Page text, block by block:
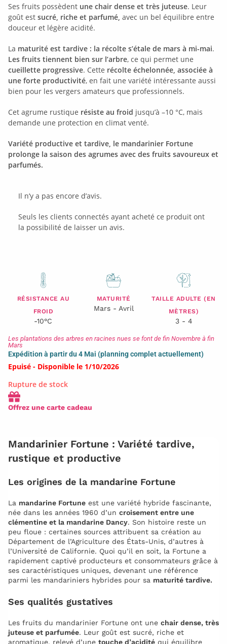
Ses fruits possèdent une chair dense et très juteuse. Leur
goût est sucré, riche et parfumé, avec un bel équilibre entre
douceur et légère acidité.
La maturité est tardive : la récolte s’étale de mars à mi-mai.
Les fruits tiennent bien sur l’arbre, ce qui permet une
cueillette progressive. Cette récolte échelonnée, associée à
une forte productivité, en fait une variété intéressante aussi
bien pour les vergers amateurs que professionnels.
Cet agrume rustique résiste au froid jusqu’à –10 °C, mais
demande une protection en climat venté.
Variété productive et tardive, le mandarinier Fortune
prolonge la saison des agrumes avec des fruits savoureux et
parfumés.
Il n’y a pas encore d’avis.
Seuls les clients connectés ayant acheté ce produit ont
la possibilité de laisser un avis.
RÉSISTANCE AU
FROID
-10°C
MATURITÉ
Mars - Avril
TAILLE ADULTE (EN
MÈTRES)
3 - 4
Les plantations des arbres en racines nues se font de fin Novembre à fin
Mars
Expédition à partir du 4 Mai (planning complet actuellement)
Epuisé - Disponible le 1/10/2026
Rupture de stock
Offrez une carte cadeau
Mandarinier Fortune : Variété tardive,
rustique et productive
Les origines de la mandarine Fortune
La mandarine Fortune est une variété hybride fascinante,
née dans les années 1960 d’un croisement entre une
clémentine et la mandarine Dancy. Son histoire reste un
peu floue : certaines sources attribuent sa création au
Département de l’Agriculture des États-Unis, d’autres à
l’Université de Californie. Quoi qu’il en soit, la Fortune a
rapidement captivé producteurs et consommateurs grâce à
ses caractéristiques uniques, devenant une référence
parmi les mandariniers hybrides pour sa maturité tardive.
Ses qualités gustatives
Les fruits du mandarinier Fortune ont une chair dense, très
juteuse et parfumée. Leur goût est sucré, riche et
aromatique, relevé d’une touche d’acidité qui équilibre